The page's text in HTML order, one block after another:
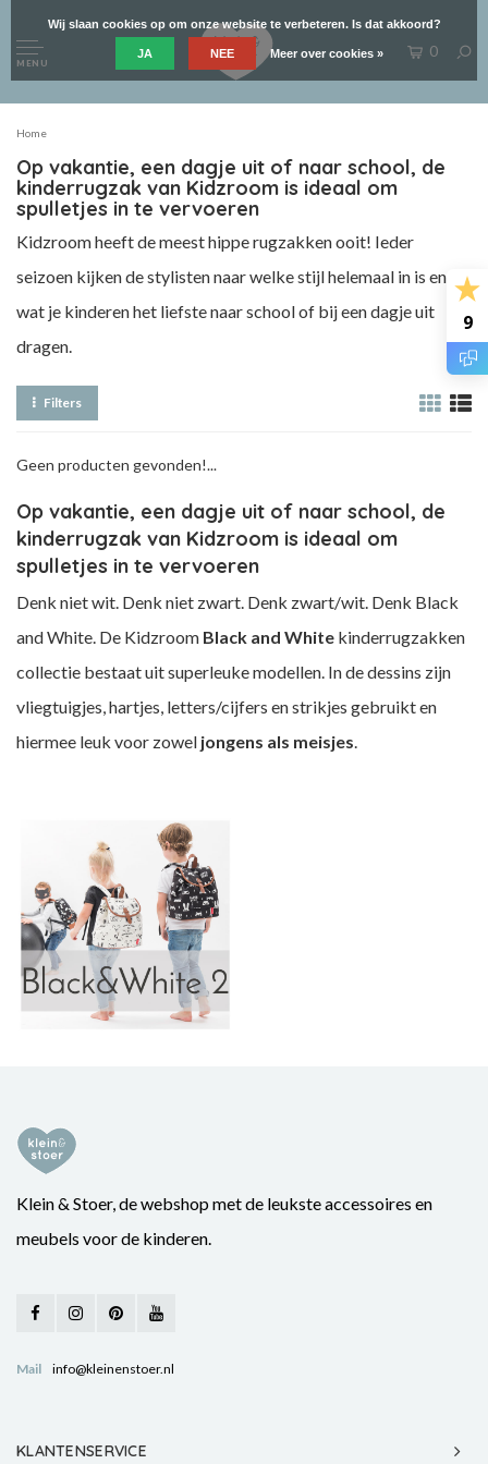
9
MENU
0
Home
Op vakantie, een dagje uit of naar school, de
kinderrugzak van Kidzroom is ideaal om
spulletjes in te vervoeren
Kidzroom heeft de meest hippe rugzakken ooit! Ieder
seizoen kijken de stylisten naar welke stijl helemaal in is en
wat je kinderen het liefste naar school of bij een dagje uit
dragen.
Filters
Geen producten gevonden!...
Op vakantie, een dagje uit of naar school, de
kinderrugzak van Kidzroom is ideaal om
spulletjes in te vervoeren
Denk niet wit. Denk niet zwart. Denk zwart/wit. Denk Black
and White. De Kidzroom Black and White kinderrugzakken
collectie bestaat uit superleuke modellen. In de dessins zijn
vliegtuigjes, hartjes, letters/cijfers en strikjes gebruikt en
hiermee leuk voor zowel jongens als meisjes.
Klein & Stoer, de webshop met de leukste accessoires en
meubels voor de kinderen.
Mail info@kleinenstoer.nl
KLANTENSERVICE
Wij slaan cookies op om onze website te verbeteren. Is dat akkoord?
JA NEE Meer over cookies »